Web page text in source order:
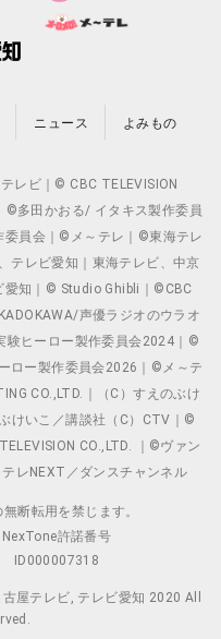
ニュース よみもの
レビ｜© CBC TELEVISION
©多田かおる/ イタキス製作委員
員会｜©メ～テレ｜©東海テレ
テレビ愛知｜東海テレビ、中京
愛知｜© Studio Ghibli｜©CBC
声優ラジオのウラオ
験ヒーロー製作委員会2024｜©
ロー製作委員会2026｜©メ～テ
CO.,LTD.｜（C）すえのぶけ
けいこ／講談社（C）CTV｜©
CO.,LTD. ｜©ヴァン
レNEXT／ダンスチャンネル
断転用を禁じます。
NexTone許諾番号
ID000007318
屋テレビ, テレビ愛知 2020 All